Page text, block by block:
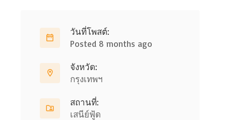
วันที่โพสต์:
Posted 8 months ago
จังหวัด:
กรุงเทพฯ
สถานที่:
เสนีย์ฟู้ด